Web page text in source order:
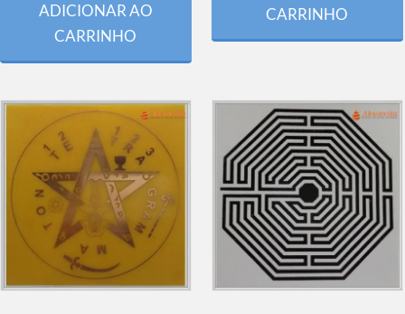
ADICIONAR AO
CARRINHO
CARRINHO